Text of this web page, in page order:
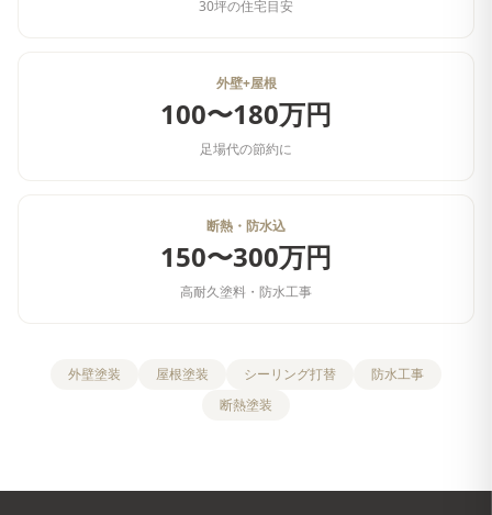
30坪の住宅目安
外壁+屋根
100〜180万円
足場代の節約に
断熱・防水込
150〜300万円
高耐久塗料・防水工事
外壁塗装 屋根塗装 シーリング打替
防水工事
断熱塗装